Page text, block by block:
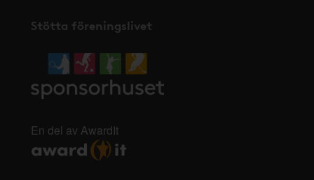
Stötta föreningslivet
En del av AwardIt